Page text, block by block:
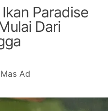
Paradise
Dari
Mas Ad